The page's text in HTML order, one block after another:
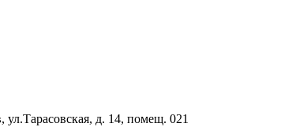
ул.Тарасовская, д. 14, помещ. 021